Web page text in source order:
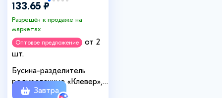
133.65 ₽
Разрешён к продаже на
маркетах
Оптовое предложение
от 2
шт.
Бусина-разделитель
родированные «Клевер»,
7×7 мм, внутренний d=2
Завтра